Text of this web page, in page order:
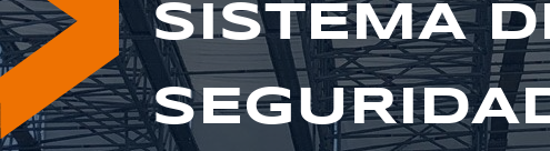
SISTEMA